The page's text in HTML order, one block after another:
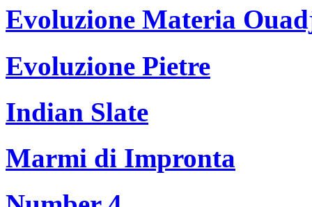
Evoluzione Materia
Evoluzione Pietre
Indian Slate
Marmi di Impronta